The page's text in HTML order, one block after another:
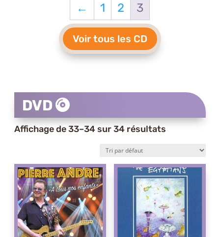
← 1 2 3
Voir tous les CD
DVD
Affichage de 33–34 sur 34 résultats